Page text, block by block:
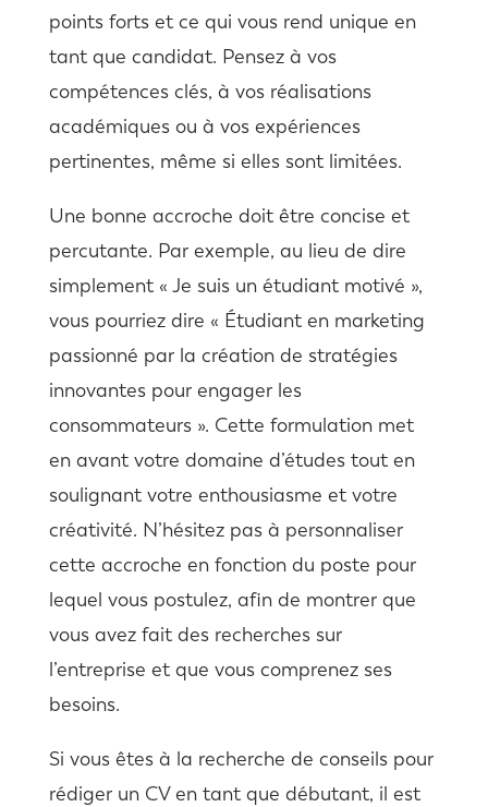
points forts et ce qui vous rend unique en
tant que candidat. Pensez à vos
compétences clés, à vos réalisations
académiques ou à vos expériences
pertinentes, même si elles sont limitées.
Une bonne accroche doit être concise et
percutante. Par exemple, au lieu de dire
simplement « Je suis un étudiant motivé »,
vous pourriez dire « Étudiant en marketing
passionné par la création de stratégies
innovantes pour engager les
consommateurs ». Cette formulation met
en avant votre domaine d’études tout en
soulignant votre enthousiasme et votre
créativité. N’hésitez pas à personnaliser
cette accroche en fonction du poste pour
lequel vous postulez, afin de montrer que
vous avez fait des recherches sur
l’entreprise et que vous comprenez ses
besoins.
Si vous êtes à la recherche de conseils pour
rédiger un CV en tant que débutant, il est